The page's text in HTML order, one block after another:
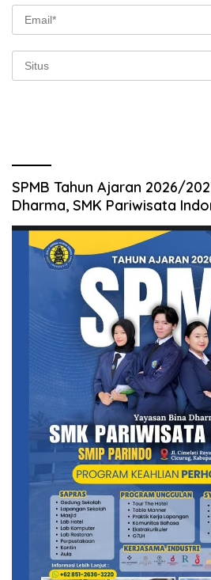
SPMB Tahun Ajaran 2026/
Dharma, SMK Pariwisata